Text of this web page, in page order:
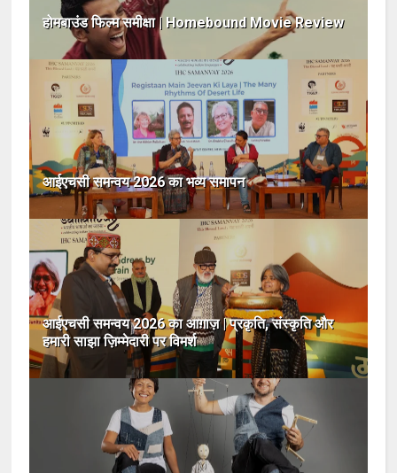
होमबाउंड फिल्म समीक्षा | Homebound Movie Review
आईएचसी समन्वय 2026 का भव्य समापन
आईएचसी समन्वय 2026 का आग़ाज़ | प्रकृति, संस्कृति और
हमारी साझा ज़िम्मेदारी पर विमर्श